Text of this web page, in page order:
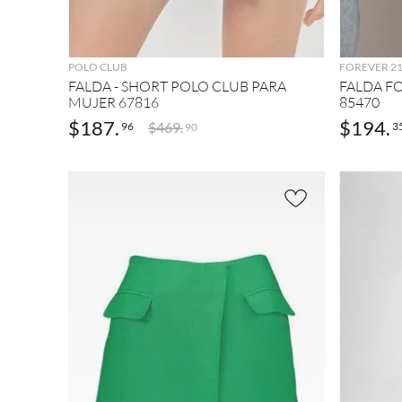
POLO CLUB
FALDA - SHORT POLO CLUB PARA
MUJER 67816
$187. 96 $469. 90
FOREVER 21
FALDA
85470
$194.